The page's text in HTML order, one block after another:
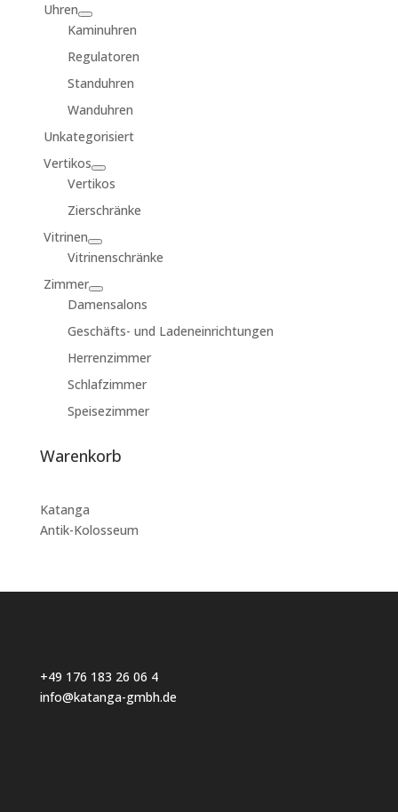
Uhren
Kaminuhren
Regulatoren
Standuhren
Wanduhren
Unkategorisiert
Vertikos
Vertikos
Zierschränke
Vitrinen
Vitrinenschränke
Zimmer
Damensalons
Geschäfts- und Ladeneinrichtungen
Herrenzimmer
Schlafzimmer
Speisezimmer
Warenkorb
Katanga
Antik-Kolosseum
+49 176 183 26 06 4
info@katanga-gmbh.de